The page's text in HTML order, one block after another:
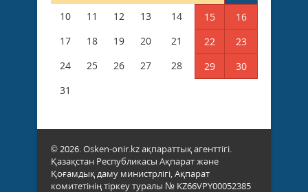
10
11 12 13 14 15
16
17
18 19 20 21 22
23
24
25 26 27 28 29
30
31
© 2026. Osken-onir.kz ақпараттық агенттігі.
Қазақстан Республикасы Ақпарат және
Қоғамдық даму министрлігі, Ақпарат
комитетінің тіркеу туралы № KZ66VPY00052385